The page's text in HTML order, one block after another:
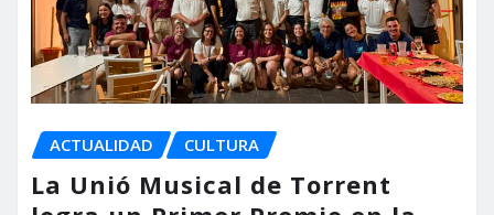
ACTUALIDAD CULTURA
La Unió Musical de Torrent